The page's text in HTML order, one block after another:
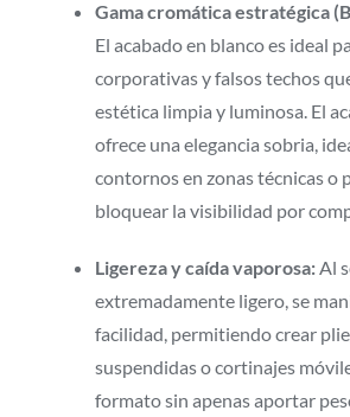
Gama cromática estratégica
El acabado en blanco es ideal
corporativas y falsos techos
estética limpia y luminosa. El
ofrece una elegancia sobria,
contornos en zonas técnicas o
bloquear la visibilidad por
Ligereza y caída vaporosa:Al
extremadamente ligero, se
facilidad, permitiendo crear
suspendidas o cortinajes
formato sin apenas aportar